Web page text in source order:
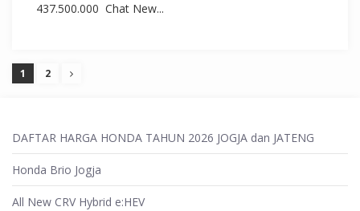
437.500.000 Chat New...
1 2
DAFTAR HARGA HONDA TAHUN 2026 JOGJA dan JATENG
Honda Brio Jogja
All New CRV Hybrid e:HEV